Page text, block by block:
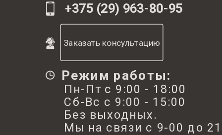
+375 (29) 963-80-95
Заказать консультацию
Режим работы:
Пн-Пт с 9:00 - 18:00
Сб-Вс с 9:00 - 15:00
Без выходных.
Мы на связи с 9-00 до